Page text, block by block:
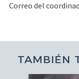
Correo del
TAMBIÉN